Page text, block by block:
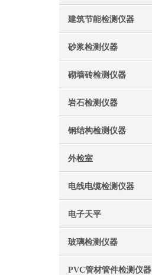
建筑节能检测仪器
砂浆检测仪器
砌墙砖检测仪器
岩石检测仪器
钢结构检测仪器
外检室
电线电缆检测仪器
电子天平
玻璃检测仪器
PVC管材管件检测仪器